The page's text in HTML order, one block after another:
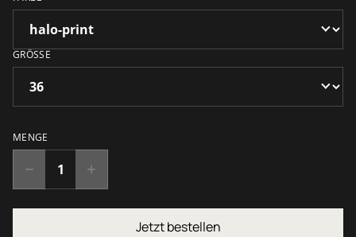
GRÖSSE
MENGE
Jetzt bestellen